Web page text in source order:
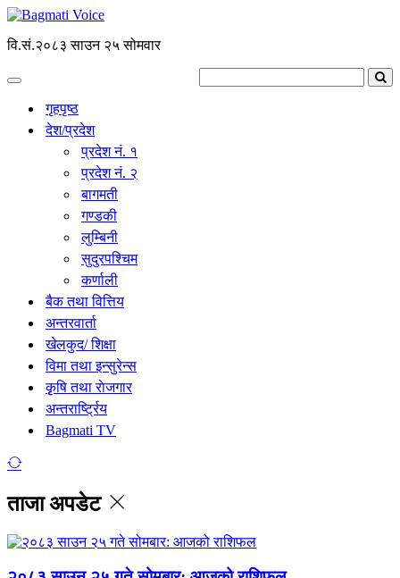
वि.सं.२०८३ साउन २५ सोमवार
गृहपृष्ठ
देश/प्रदेश
प्रदेश नं. १
प्रदेश नं. २
बागमती
गण्डकी
लुम्बिनी
सुदुरपश्चिम
कर्णाली
बैक तथा वित्तिय
अन्तरवार्ता
खेलकुद/ शिक्षा
विमा तथा इन्सुरेन्स
कृृषि तथा राेजगार
अन्तरार्ष्ट्रिय
Bagmati TV
ताजा अपडेट